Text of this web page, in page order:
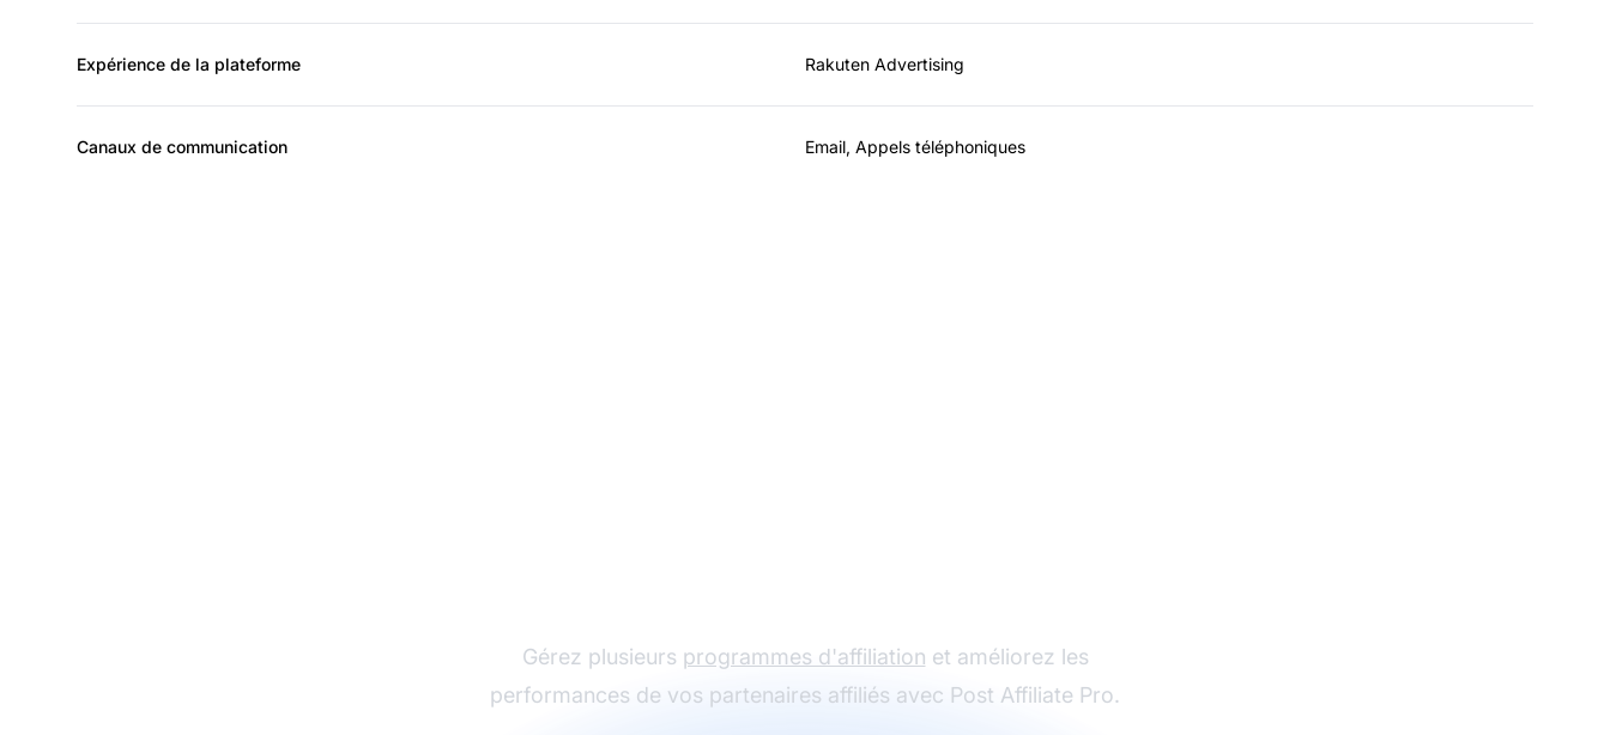
Expérience de la plateforme Rakuten Advertising
Canaux de communication Email, Appels téléphoniques
Gérez plusieurs programmes d'affiliation et améliorez les
performances de vos partenaires affiliés avec Post Affiliate Pro.